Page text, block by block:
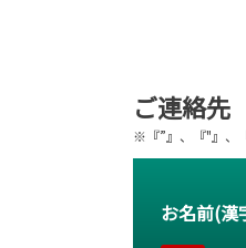
ご連絡先
※『”』、『"』、
お名前(漢